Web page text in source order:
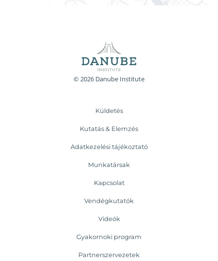
© 2026 Danube Institute
Küldetés
Kutatás & Elemzés
Adatkezelési tájékoztató
Munkatársak
Kapcsolat
Vendégkutatók
Videók
Gyakornoki program
Partnerszervezetek